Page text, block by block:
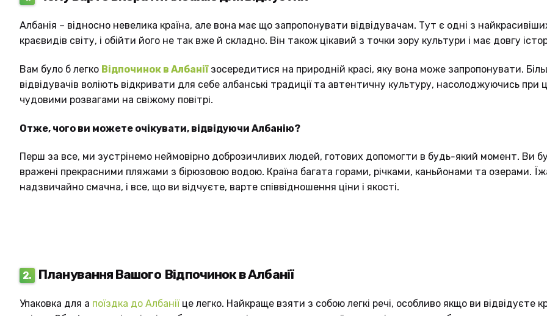
MK
SR
Албанія – відносно невелика країна, але вона має що запропонувати відвідувачам. Тут є одні з
краєвидів світу, і обійти його не так вже й складно. Він також цікавий з точки зору культури і має довгу
Вам було б легко Відпочинок в Албанії зосередитися на природній красі, яку вона може запропонувати.
відвідувачів воліють відкривати для себе албанські традиції та автентичну культуру, насолоджуючись при
чудовими розвагами на свіжому повітрі.
Отже, чого ви можете очікувати, відвідуючи Албанію?
Перш за все, ми зустрінемо неймовірно доброзичливих людей, готових допомогти в будь-який момент. Ви
вражені прекрасними пляжами з бірюзовою водою. Країна багата горами, річками, каньйонами та озерами.
надзвичайно смачна, і все, що ви відчуєте, варте співвідношення ціни і якості.
2. Планування Вашого Відпочинок в Албанії
Упаковка для а поїздка до Албаніїце легко. Найкраще взяти з собою легкі речі, особливо якщо ви відвідуєте